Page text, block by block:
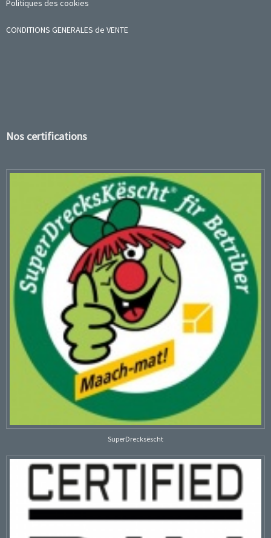
Politiques des cookies
CONDITIONS GENERALES de VENTE
Nos certifications
SuperDrecksëscht